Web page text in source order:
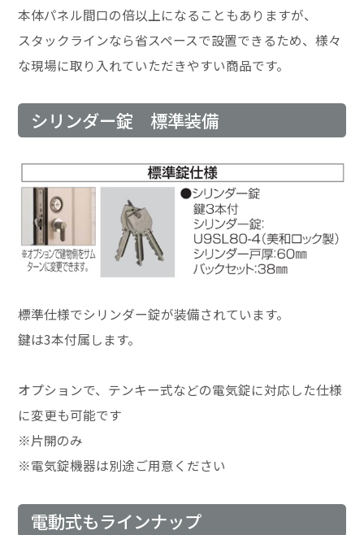
本体パネル間口の倍以上になることもありますが、
スタックラインなら省スペースで設置できるため、様々
な現場に取り入れていただきやすい商品です。
シリンダー錠 標準装備
標準仕様でシリンダー錠が装備されています。
鍵は3本付属します。
オプションで、テンキー式などの電気錠に対応した仕様
に変更も可能です
※片開のみ
※電気錠機器は別途ご用意ください
電動式もラインナップ